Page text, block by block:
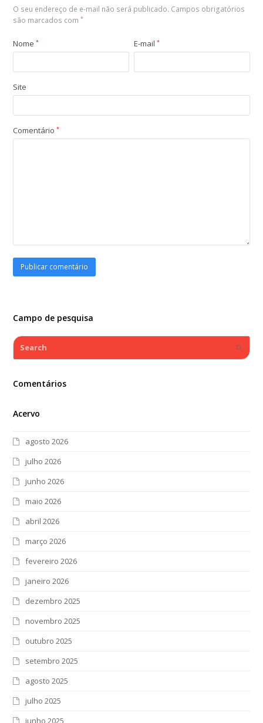
O seu endereço de e-mail não será publicado. Campos obrigatórios
são marcados com*
Nome* E-mail*
Site
Comentário*
Campo de pesquisa
Search
Comentários
Acervo
agosto 2026
julho 2026
junho 2026
maio 2026
abril 2026
março 2026
fevereiro 2026
janeiro 2026
dezembro 2025
novembro 2025
outubro 2025
setembro 2025
agosto 2025
julho 2025
junho 2025